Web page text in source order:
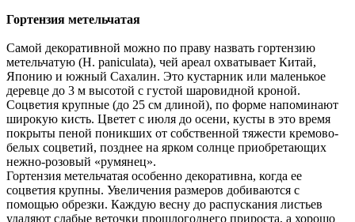
Гортензия метельчатая
Самой декоративной можно по праву назвать гортензию
метельчатую (Н. paniculata), чей ареал охватывает Китай,
Японию и южный Сахалин. Это кустарник или маленькое
деревце до 3 м высотой с густой шаровидной кроной.
Соцветия крупные (до 25 см длиной), по форме напоминают
широкую кисть. Цветет с июля до осени, кусты в это время
покрыты пеной поникших от собственной тяжести кремово-
белых соцветий, позднее на ярком солнце приобретающих
нежно-розовый «румянец».
Гортензия метельчатая особенно декоративна, когда ее
соцветия крупны. Увеличения размеров добиваются с
помощью обрезки. Каждую весну до распускания листьев
удаляют слабые веточки прошлогоднего прироста, а хорошо